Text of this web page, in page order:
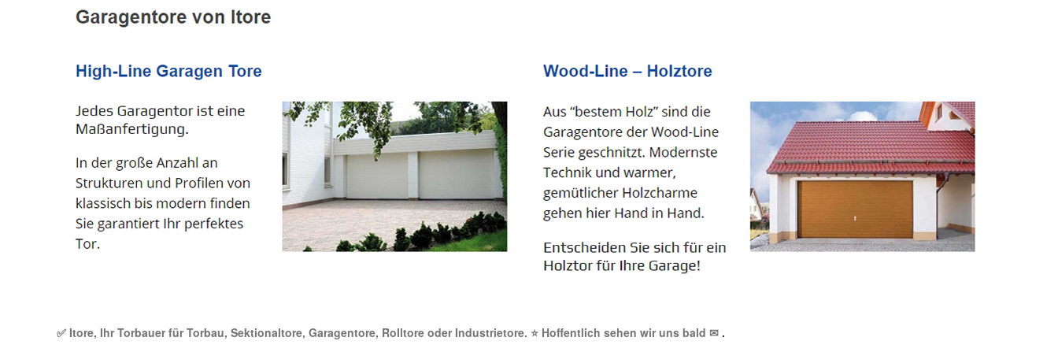
✅ Itore, Ihr Torbauer für Torbau, Sektionaltore, Garagentore, Rolltore oder Industrietore. ⭐ Hoffentlich sehen wir uns bald ✉ .